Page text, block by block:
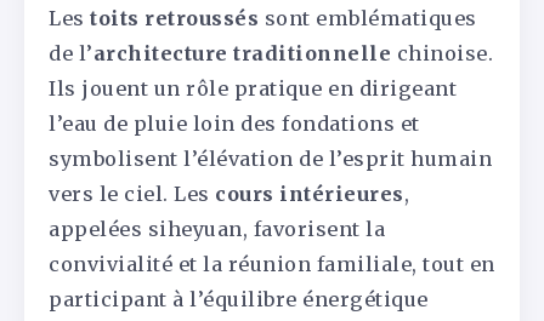
Les toits retroussés sont emblématiques
de l’architecture traditionnelle chinoise.
Ils jouent un rôle pratique en dirigeant
l’eau de pluie loin des fondations et
symbolisent l’élévation de l’esprit humain
vers le ciel. Les cours intérieures,
appelées siheyuan, favorisent la
convivialité et la réunion familiale, tout en
participant à l’équilibre énergétique